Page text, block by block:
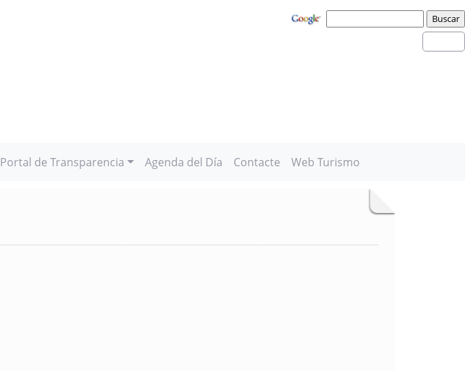
Portal de Transparencia Agenda del Día Contacte Web Turismo